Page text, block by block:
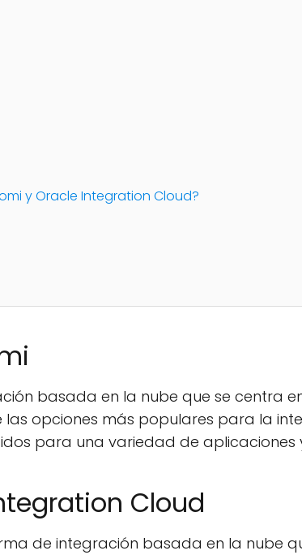
y Oracle Integration Cloud?
basada en la nube que se centra
las opciones más populares para la
para una variedad de aplicaciones
Cloud
de integración basada en la nube